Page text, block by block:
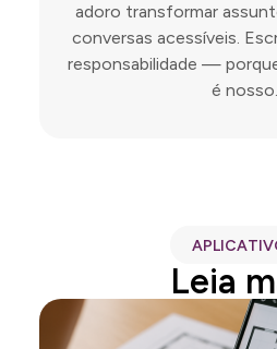
adoro transformar
conversas acessíveis.
responsabilidade —
é nosso.
Leia